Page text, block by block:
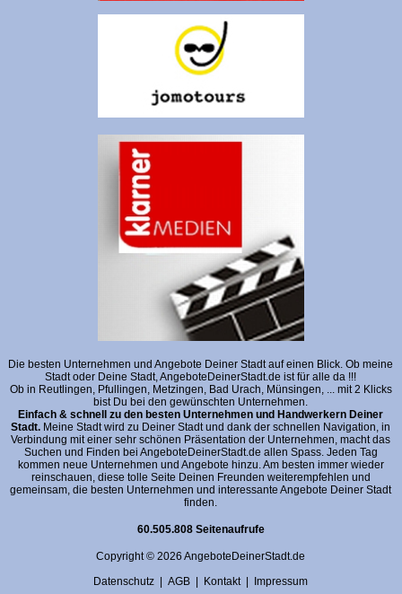
Die besten Unternehmen und Angebote Deiner Stadt auf einen Blick. Ob meine
Stadt oder Deine Stadt, AngeboteDeinerStadt.de ist für alle da !!!
Ob in Reutlingen, Pfullingen, Metzingen, Bad Urach, Münsingen, ... mit 2 Klicks
bist Du bei den gewünschten Unternehmen.
Einfach & schnell zu den besten Unternehmen und Handwerkern Deiner
Stadt. Meine Stadt wird zu Deiner Stadt und dank der schnellen Navigation, in
Verbindung mit einer sehr schönen Präsentation der Unternehmen, macht das
Suchen und Finden bei AngeboteDeinerStadt.de allen Spass. Jeden Tag
kommen neue Unternehmen und Angebote hinzu. Am besten immer wieder
reinschauen, diese tolle Seite Deinen Freunden weiterempfehlen und
gemeinsam, die besten Unternehmen und interessante Angebote Deiner Stadt
finden.
60.505.808 Seitenaufrufe
Copyright © 2026 AngeboteDeinerStadt.de
Datenschutz |AGB | Kontakt| Impressum